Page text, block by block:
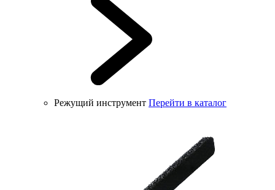
Режущий инструмент Перейти в каталог